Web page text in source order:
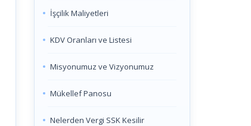
İşçilik Maliyetleri
KDV Oranları ve Listesi
Misyonumuz ve Vizyonumuz
Mükellef Panosu
Nelerden Vergi SSK Kesilir